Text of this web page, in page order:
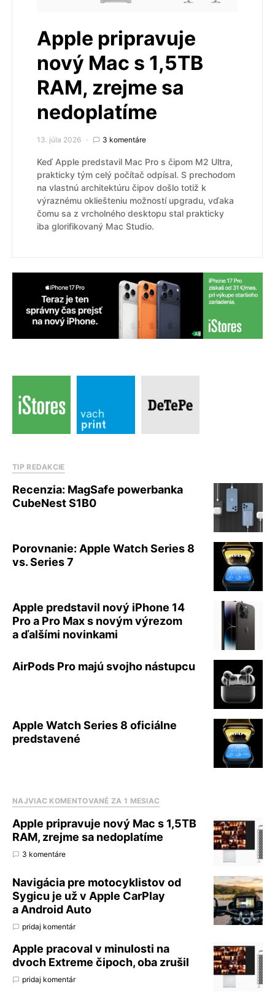
Apple pripravuje
nový Mac s 1,5TB
RAM, zrejme sa
nedoplatíme
13. júla 2026 3 komentáre
Keď Apple predstavil Mac Pro s čipom M2 Ultra,
prakticky tým celý počítač odpísal. S prechodom
na vlastnú architektúru čipov došlo totiž k
výraznému okliešteniu možností upgradu, vďaka
čomu sa z vrcholného desktopu stal prakticky
iba glorifikovaný Mac Studio.
TIP REDAKCIE
Recenzia: MagSafe powerbanka
CubeNest S1B0
Porovnanie: Apple Watch Series 8
vs. Series 7
Apple predstavil nový iPhone 14
Pro a Pro Max s novým výrezom
a ďalšími novinkami
AirPods Pro majú svojho nástupcu
Apple Watch Series 8 oficiálne
predstavené
NAJVIAC KOMENTOVANÉ ZA 1 MESIAC
Apple pripravuje nový Mac s 1,5TB
RAM, zrejme sa nedoplatíme
3 komentáre
Navigácia pre motocyklistov od
Sygicu je už v Apple CarPlay
a Android Auto
pridaj komentár
Apple pracoval v minulosti na
dvoch Extreme čipoch, oba zrušil
pridaj komentár